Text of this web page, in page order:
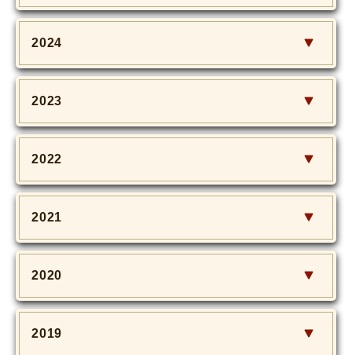
2024
2023
2022
2021
2020
2019